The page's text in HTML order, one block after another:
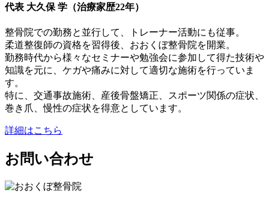
代表 大久保 学（治療家歴22年）
整骨院での勤務と並行して、トレーナー活動にも従事。
柔道整復師の資格を習得後、おおくぼ整骨院を開業。
勤務時代から様々なセミナーや勉強会に参加して得た技術や
知識を元に、ケガや痛みに対して適切な施術を行っていま
す。
特に、交通事故施術、産後骨盤矯正、スポーツ関係の症状、
巻き爪、慢性の症状を得意としています。
詳細はこちら
お問い合わせ